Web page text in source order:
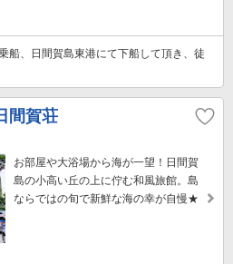
船、日間賀島東港にて下船して頂き、徒
賀荘
お部屋や大浴場から海が一望！日間賀
島の小高い丘の上に佇む和風旅館。島
ならではの旬で新鮮な海の幸が自慢★